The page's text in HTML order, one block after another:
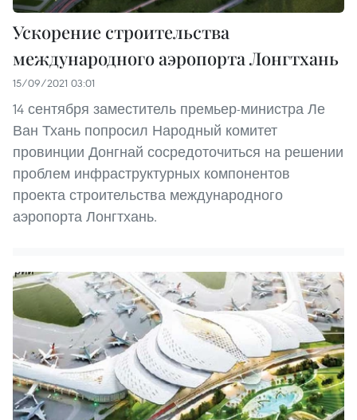
Ускорение строительства
международного аэропорта Лонгтхань
15/09/2021 03:01
14 сентября заместитель премьер-министра Ле
Ван Тхань попросил Народный комитет
провинции Донгнай сосредоточиться на решении
проблем инфраструктурных компонентов
проекта строительства международного
аэропорта Лонгтхань.